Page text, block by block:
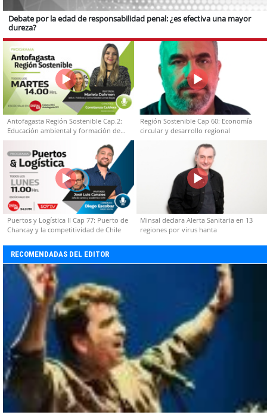
Debate por la edad de responsabilidad penal: ¿es efectiva una mayor
dureza?
Antofagasta Región Sostenible Cap.2:
Educación ambiental y formación de
capacidades técnicas
Región Sostenible Cap 60: Economía
circular y desarrollo regional
Puertos y Logística II Cap 77: Puerto de
Chancay y la competitividad de Chile
Minsal declara Alerta Sanitaria en 13
regiones por virus hanta
RECOMENDADAS DEL EDITOR